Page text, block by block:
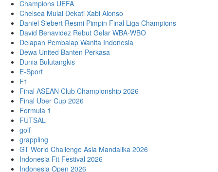
Champions UEFA
Chelsea Mulai Dekati Xabi Alonso
Daniel Siebert Resmi Pimpin Final Liga Champions
David Benavidez Rebut Gelar WBA-WBO
Delapan Pembalap Wanita Indonesia
Dewa United Banten Perkasa
Dunia Bulutangkis
E-Sport
F1
Final ASEAN Club Championship 2026
Final Uber Cup 2026
Formula 1
FUTSAL
golf
grappling
GT World Challenge Asia Mandalika 2026
Indonesia Fit Festival 2026
Indonesia Open 2026